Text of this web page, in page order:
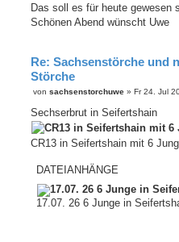
Das soll es für heute gewesen
Schönen Abend wünscht Uwe
Re: Sachsenstörche und
Störche
B
t
a
g
von sachsenstorchuwe » Fr 24. Jul
Sechserbrut in Seifertshain
CR13 in Seifertshain mit 6
DATEIANHÄNGE
17.07. 26 6 Junge in